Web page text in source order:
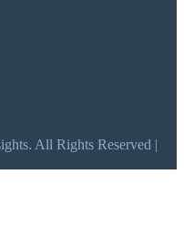
All Rights Reserved |